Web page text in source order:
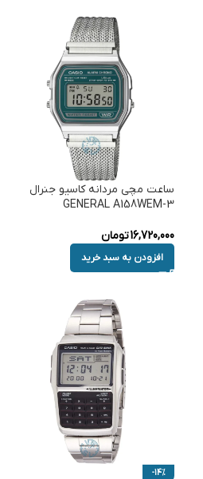
ساعت مچی مردانه کاسیو جنرال
GENERAL A158WEM-3
16,720,000تومان
افزودن به سبد خرید
-14%